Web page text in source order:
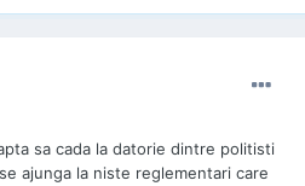
sa cada la datorie dintre politisti
ajunga la niste reglementari care